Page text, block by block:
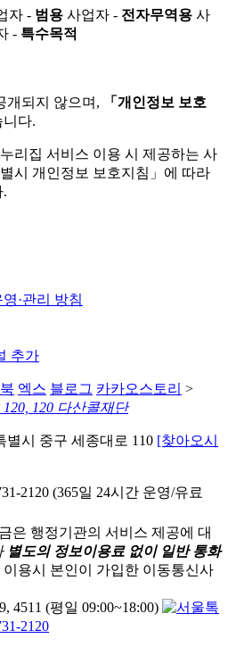
자 - 범용 사업자 - 전자무역용 사
- 특수목적
개되지 않으며,
「개인정보 보호
다.
리집 서비스 이용 시 제공하는 사
시 개인정보 보호지침」에 따라
.
·관리 방침
추가
엑스 블로그 카카오스토리 >
120 다산콜재단
별시 중구 세종대로 110 [찾아오시
2120 (365일 24시간 운영/유료
은 행정기관의 서비스 제공에 대
별도의 정보이용료 없이 일반 통화
이용시 본인이 가입한 이동통신사
4511 (평일 09:00~18:00)
2120